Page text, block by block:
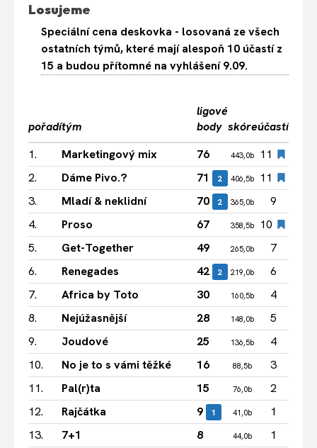
Losujeme
Speciální cena deskovka - losovaná ze všech
ostatních týmů, které mají alespoň 10 účastí z
15 a budou přítomné na vyhlášení 9.09.
pořadítým
ligové
body skóreúčastí
1.
Marketingový mix 76 443,0b
11
2.
Dáme Pivo.? 71 2 406,5b
11
3.
Mladí & neklidní 70 2 365,0b
9
4.
Proso 67 358,5b
10
5.
Get-Together 49 265,0b
7
6.
Renegades 42 2 219,0b
6
7.
Africa by Toto 30 160,5b
4
8.
Nejúžasnější 28 148,0b
5
9.
Joudové 25 136,5b
4
10.
No je to s vámi těžké 16 88,5b
3
11.
Pal(r)ta 15 76,0b
2
12.
Rajčátka 9 1 41,0b
1
13.
7+1 8 44,0b 1